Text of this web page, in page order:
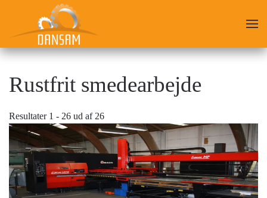
Skip
main
Rustfrit smedearbejde
Resultater 1 - 26 ud af 26